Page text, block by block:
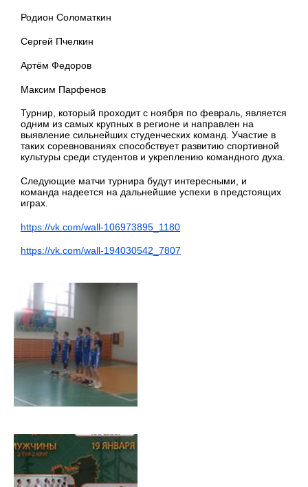
Родион Соломаткин
Сергей Пчелкин
Артём Федоров
Максим Парфенов
Турнир, который проходит с ноября по февраль, является
одним из самых крупных в регионе и направлен на
выявление сильнейших студенческих команд. Участие в
таких соревнованиях способствует развитию спортивной
культуры среди студентов и укреплению командного духа.
Следующие матчи турнира будут интересными, и
команда надеется на дальнейшие успехи в предстоящих
играх.
https://vk.com/wall-106973895_1180
https://vk.com/wall-194030542_7807